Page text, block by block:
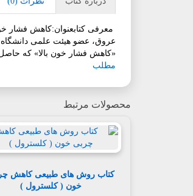
معرفی کتابعنوان:کاهش فشار
عروق، عضو هیئت علمی
«کاهش فشار خون بالا» که حاصل
مطلب
محصولات مرتبط
کتاب روش های طبیعی کاهش
خون ( کلسترول )